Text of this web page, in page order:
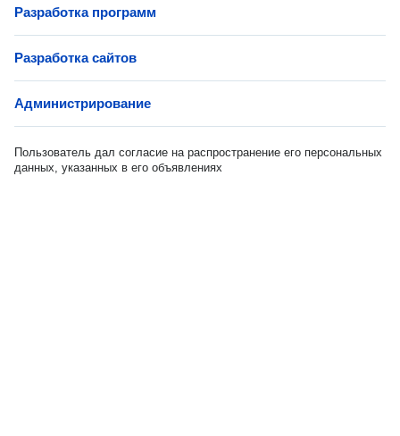
Разработка программ
Разработка сайтов
Администрирование
Пользователь дал согласие на распространение его персональных
данных, указанных в его объявлениях